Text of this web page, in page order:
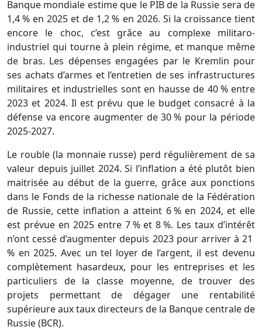
Banque mondiale estime que le PIB de la Russie sera de
1,4 % en 2025 et de 1,2 % en 2026. Si la croissance tient
encore le choc, c’est grâce au complexe militaro-
industriel qui tourne à plein régime, et manque même
de bras. Les dépenses engagées par le Kremlin pour
ses achats d’armes et l’entretien de ses infrastructures
militaires et industrielles sont en hausse de 40 % entre
2023 et 2024. Il est prévu que le budget consacré à la
défense va encore augmenter de 30 % pour la période
2025-2027.
Le rouble (la monnaie russe) perd régulièrement de sa
valeur depuis juillet 2024. Si l’inflation a été plutôt bien
maitrisée au début de la guerre, grâce aux ponctions
dans le Fonds de la richesse nationale de la Fédération
de Russie, cette inflation a atteint 6 % en 2024, et elle
est prévue en 2025 entre 7 % et 8 %. Les taux d’intérêt
n’ont cessé d’augmenter depuis 2023 pour arriver à 21
% en 2025. Avec un tel loyer de l’argent, il est devenu
complètement hasardeux, pour les entreprises et les
particuliers de la classe moyenne, de trouver des
projets permettant de dégager une rentabilité
supérieure aux taux directeurs de la Banque centrale de
Russie (BCR).